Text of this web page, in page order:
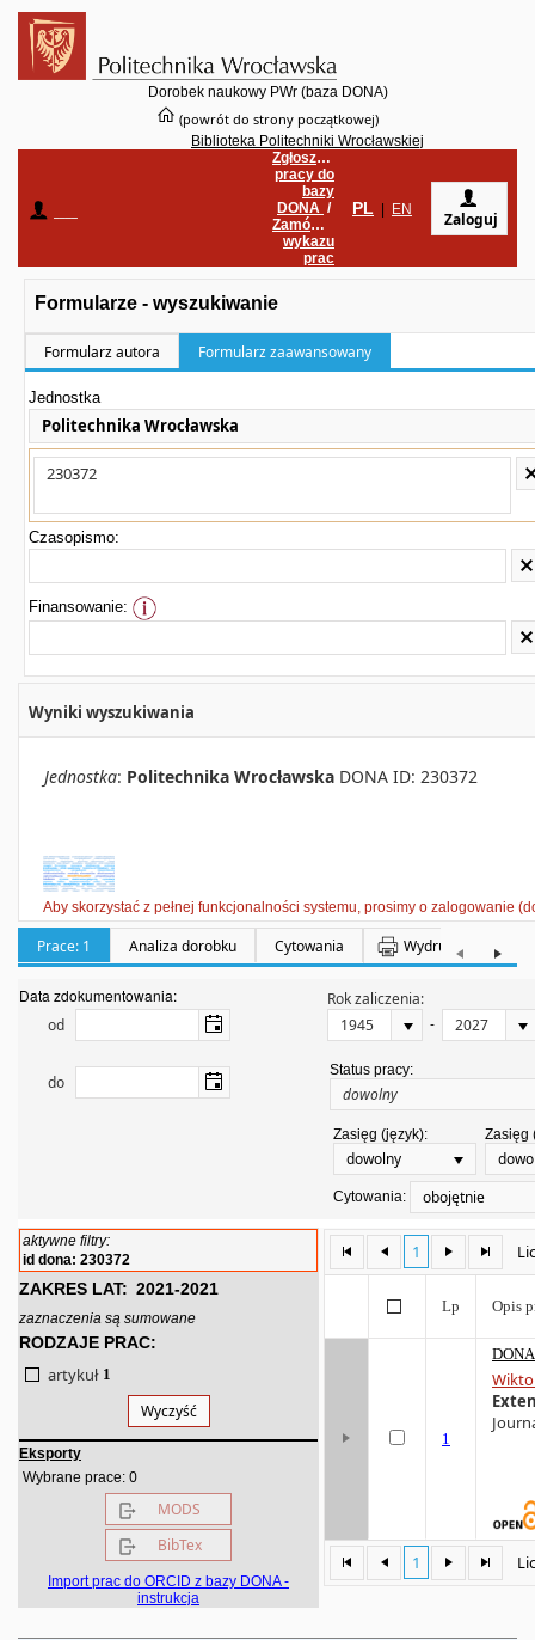
Dorobek naukowy PWr (baza DONA)
(powrót do strony początkowej)
Biblioteka Politechniki Wrocławskiej
Zgłoszenie
pracy do
bazy
DONA /
Zamówienie
wykazu
prac
PL EN Zaloguj
Formularze - wyszukiwanie
Formularz autora Formularz zaawansowany
Jednostka
Politechnika Wrocławska
Czasopismo:
Finansowanie:
Wyniki wyszukiwania
Jednostka: Politechnika Wrocławska DONA ID: 230372
Aby skorzystać z pełnej funkcjonalności systemu, prosimy o zalogowanie
Prace: 1 Analiza dorobku Cytowania Wydruki
Data zdokumentowania:
od
Rok zaliczenia:
-
do
Status pracy:
Zasięg (język):
dowolny
Zasięg
Cytowania: obojętnie
aktywne filtry:
id dona: 230372
ZAKRES LAT: 2021-2021
zaznaczenia są sumowane
RODZAJE PRAC:
artykuł 1
Wyczyść
Eksporty
Wybrane prace: 0
MODS
BibTex
Import prac do ORCID z bazy DONA -
instrukcja
1
Lp Opis
1
1